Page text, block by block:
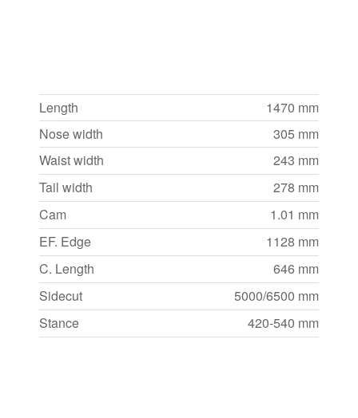
Length
1470 mm
Nose width
305 mm
Waist width
243 mm
Tail width
278 mm
Cam
1.01 mm
EF. Edge
1128 mm
C. Length
646 mm
Sidecut
5000/6500 mm
Stance
420-540 mm